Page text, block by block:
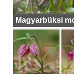
Magyarbüksi